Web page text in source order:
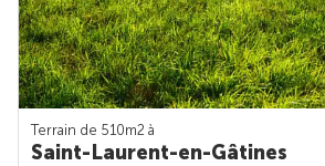
Terrain de 510m2 à
Saint-Laurent-en-Gâtines